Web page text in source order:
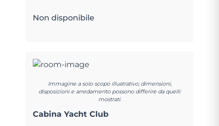
Non disponibile
Immagine a solo scopo illustrativo; dimensioni,
disposizioni e arredamento possono differire da quelli
mostrati.
Cabina Yacht Club